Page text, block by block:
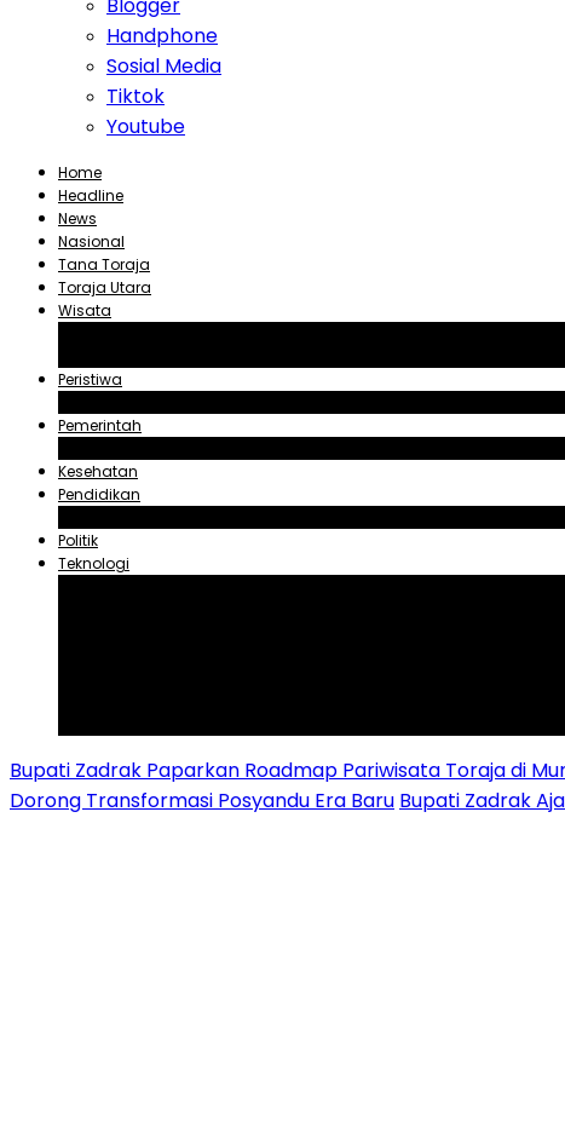
Handphone
Sosial Media
Tiktok
Youtube
Home
Headline
News
Nasional
Tana Toraja
Toraja Utara
Wisata
Peristiwa
Pemerintah
Kesehatan
Pendidikan
Politik
Teknologi
Bupati Zadrak Paparkan Roadmap Pariwisata Toraja di
Dorong Transformasi Posyandu Era Baru Bupati Zadrak